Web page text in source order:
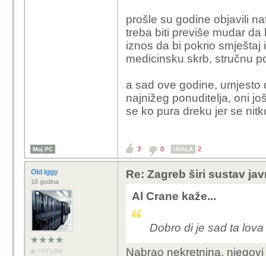
prošle su godine objavili
treba biti previše mudar
iznos da bi pokrio
medicinsku skrb, stručnu
a sad ove godine, umjesto
najnižeg ponuditelja, oni
se ko pura dreku jer se
Moj PC 3 0 HVALA 2
Old Iggy
18 godina
OFFLINE
Re: Zagreb širi sustav
Al Crane kaže...
Dobro di je sad ta
Nabrao nekretnina,